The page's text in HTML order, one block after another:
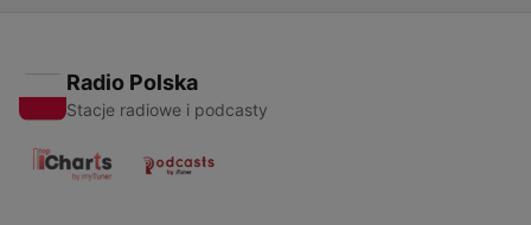
Radio Polska
Stacje radiowe i podcasty